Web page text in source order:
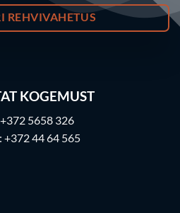
REHVIVAHETUS
KOGEMUST
+372 5658 326
+372 44 64 565